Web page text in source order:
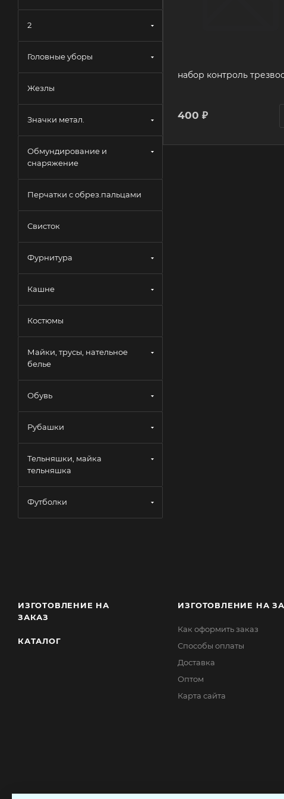
набор контроль
400 ₽
2
Головные уборы
Жезлы
Значки метал.
Обмундирование и
снаряжение
Перчатки с обрез.пальцами
Свисток
Фурнитура
Кашне
Костюмы
Майки, трусы, нательное
белье
Обувь
Рубашки
Тельняшки, майка
тельняшка
Футболки
ИЗГОТОВЛЕНИЕ НА
ЗАКАЗ
КАТАЛОГ
ИЗГОТОВЛЕНИЕ НА
Как оформить заказ
Способы оплаты
Доставка
Оптом
Карта сайта